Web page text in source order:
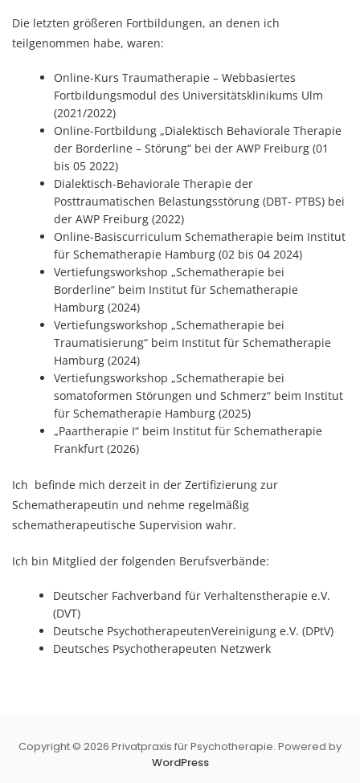
Die letzten größeren Fortbildungen, an denen ich
teilgenommen habe, waren:
Online-Kurs Traumatherapie – Webbasiertes
Fortbildungsmodul des Universitätsklinikums Ulm
(2021/2022)
Online-Fortbildung „Dialektisch Behaviorale Therapie
der Borderline – Störung“ bei der AWP Freiburg (01
bis 05 2022)
Dialektisch-Behaviorale Therapie der
Posttraumatischen Belastungsstörung (DBT- PTBS) bei
der AWP Freiburg (2022)
Online-Basiscurriculum Schematherapie beim Institut
für Schematherapie Hamburg (02 bis 04 2024)
Vertiefungsworkshop „Schematherapie bei
Borderline“ beim Institut für Schematherapie
Hamburg (2024)
Vertiefungsworkshop „Schematherapie bei
Traumatisierung“ beim Institut für Schematherapie
Hamburg (2024)
Vertiefungsworkshop „Schematherapie bei
somatoformen Störungen und Schmerz“ beim Institut
für Schematherapie Hamburg (2025)
„Paartherapie I“ beim Institut für Schematherapie
Frankfurt (2026)
Ich befinde mich derzeit in der Zertifizierung zur
Schematherapeutin und nehme regelmäßig
schematherapeutische Supervision wahr.
Ich bin Mitglied der folgenden Berufsverbände:
Deutscher Fachverband für Verhaltenstherapie e.V.
(DVT)
Deutsche PsychotherapeutenVereinigung e.V. (DPtV)
Deutsches Psychotherapeuten Netzwerk
Copyright © 2026 Privatpraxis für Psychotherapie. Powered by
WordPress